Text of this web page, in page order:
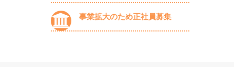
事業拡大のため正社員募集